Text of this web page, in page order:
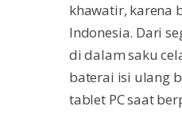
khawatir, karena
Indonesia. Dari
di dalam saku
baterai isi ulang
tablet PC saat